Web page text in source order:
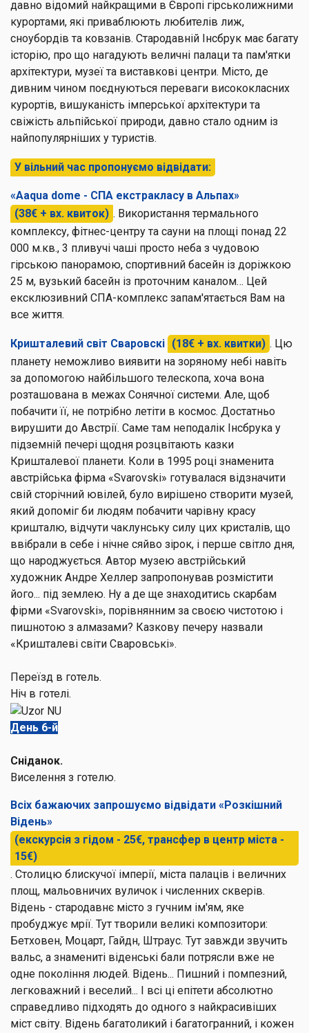
давно відомий найкращими в Європі гірськолижними
курортами, які приваблюють любителів лиж,
сноубордів та ковзанів. Стародавній Інсбрук має багату
історію, про що нагадують величні палаци та пам'ятки
архітектури, музеї та виставкові центри. Місто, де
дивним чином поєднуються переваги висококласних
курортів, вишуканість імперської архітектури та
свіжість альпійської природи, давно стало одним із
найпопулярніших у туристів.
У вільний час пропонуємо відвідати:
«Aaqua dome - СПА екстракласу в Альпах»
(38€ + вх. квиток) . Використання термального
комплексу, фітнес-центру та сауни на площі понад 22
000 м.кв., 3 пливучі чаші просто неба з чудовою
гірською панорамою, спортивний басейн із доріжкою
25 м, вузький басейн із проточним каналом… Цей
ексклюзивний СПА-комплекс запам'ятається Вам на
все життя.
Кришталевий світ Сваровскі (18€ + вх. квитки) . Цю
планету неможливо виявити на зоряному небі навіть
за допомогою найбільшого телескопа, хоча вона
розташована в межах Сонячної системи. Але, щоб
побачити її, не потрібно летіти в космос. Достатньо
вирушити до Австрії. Саме там неподалік Інсбрука у
підземній печері щодня розцвітають казки
Кришталевої планети. Коли в 1995 році знаменита
австрійська фірма «Svarovski» готувалася відзначити
свій сторічний ювілей, було вирішено створити музей,
який допоміг би людям побачити чарівну красу
кришталю, відчути чаклунську силу цих кристалів, що
ввібрали в себе і нічне сяйво зірок, і перше світло дня,
що народжується. Автор музею австрійський
художник Андре Хеллер запропонував розмістити
його... під землею. Ну а де ще знаходитись скарбам
фірми «Svarovski», порівнянним за своєю чистотою і
пишнотою з алмазами? Казкову печеру назвали
«Кришталеві світи Сваровські».
Переїзд в готель.
Ніч в готелі.
День 6-й
Сніданок.
Виселення з готелю.
Всіх бажаючих запрошуємо відвідати «Розкішний
Відень»
(екскурсія з гідом - 25€, трансфер в центр міста -
15€)
. Столицю блискучої імперії, міста палаців і величних
площ, мальовничих вуличок і численних скверів.
Відень - стародавнє місто з гучним ім'ям, яке
пробуджує мрії. Тут творили великі композитори:
Бетховен, Моцарт, Гайдн, Штраус. Тут завжди звучить
вальс, а знамениті віденські бали потрясли вже не
одне покоління людей. Відень... Пишний і помпезний,
легковажний і веселий... І всі ці епітети абсолютно
справедливо підходять до одного з найкрасивіших
міст світу. Відень багатоликий і багатогранний, і кожен